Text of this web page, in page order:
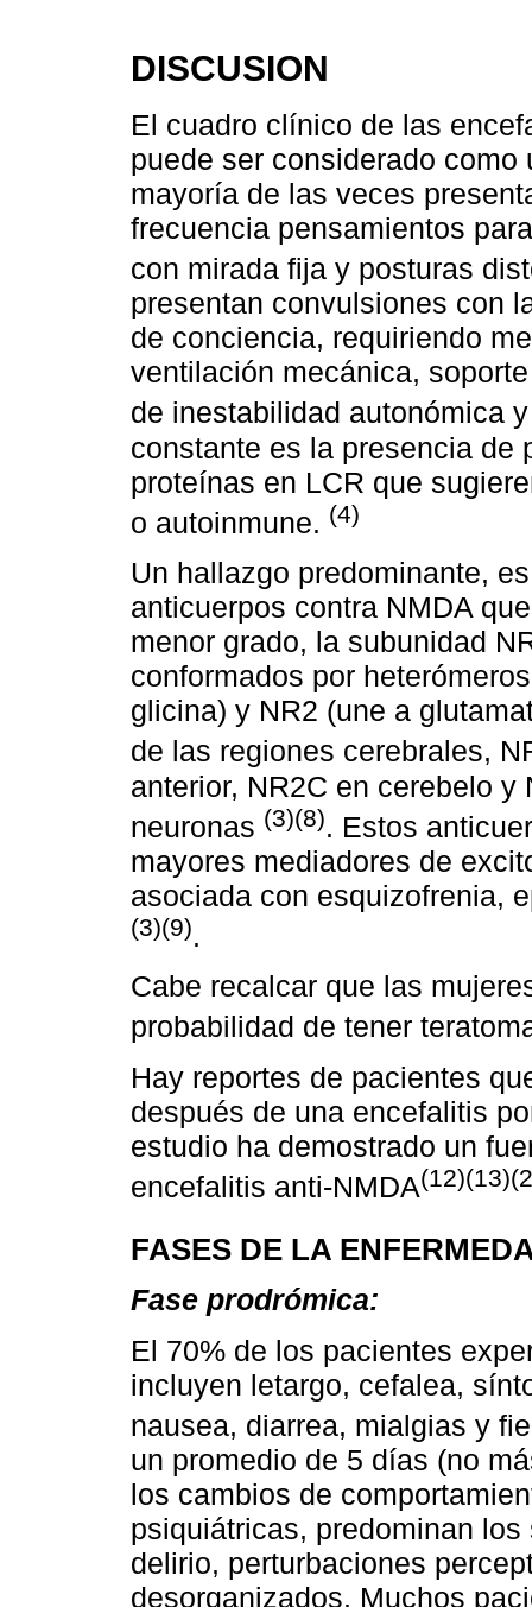
DISCUSION
El cuadro clínico de las
puede ser considerado
mayoría de las veces
frecuencia pensamientos
con mirada fija y posturas
presentan convulsiones con
de conciencia, requiriendo
ventilación mecánica,
de inestabilidad autonómica
constante es la presencia de
proteínas en LCR que
o autoinmune. (4)
Un hallazgo predominante,
anticuerpos contra NMDA
menor grado, la subunidad
conformados por
glicina) y NR2 (une a
de las regiones cerebrales,
anterior, NR2C en cerebelo
neuronas (3)(8). Estos
mayores mediadores de
asociada con esquizofrenia,
(3)(9).
Cabe recalcar que las
probabilidad de tener
Hay reportes de pacientes
después de una encefalitis
estudio ha demostrado un
encefalitis anti-NMDA
FASES DE LA
Fase prodrómica:
El 70% de los pacientes
incluyen letargo, cefalea,
nausea, diarrea, mialgias y
un promedio de 5 días (no
los cambios de
psiquiátricas, predominan
delirio, perturbaciones
desorganizados. Muchos